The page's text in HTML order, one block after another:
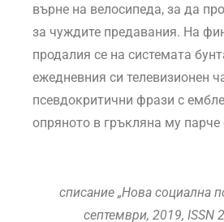
върне на велосипеда, за да
за чуждите предавания. На
продалия се на системата
ежедневния си телевизионен
псевдокритични фрази с
опряното в гръкляна му парче
списание „Нова социална
септември, 2019, ISSN